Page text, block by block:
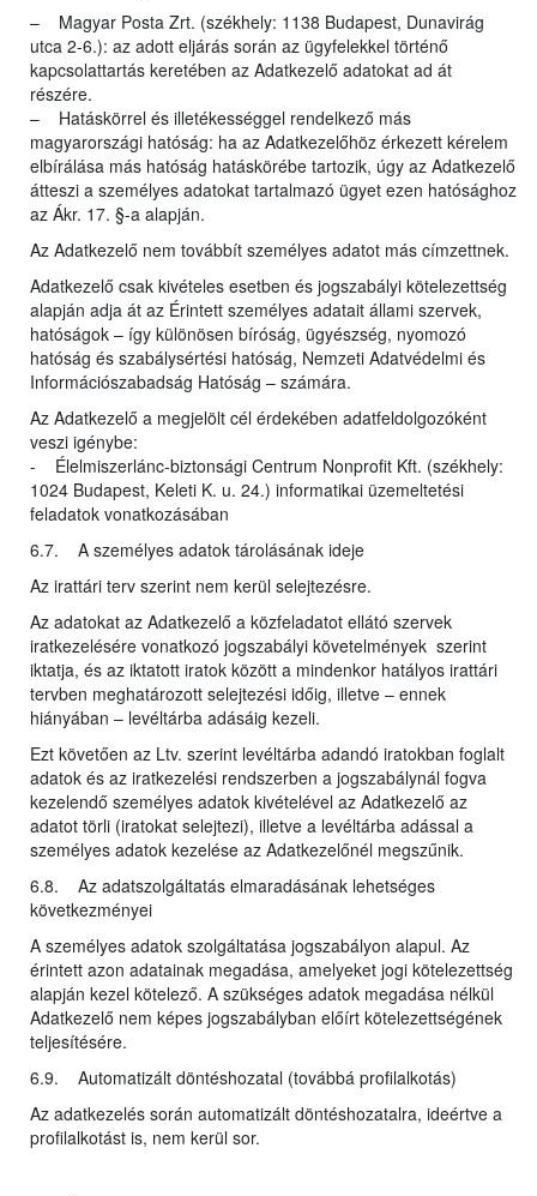
– Magyar Posta Zrt. (székhely: 1138 Budapest, Dunavirág
utca 2-6.): az adott eljárás során az ügyfelekkel történő
kapcsolattartás keretében az Adatkezelő adatokat ad át
részére.
– Hatáskörrel és illetékességgel rendelkező más
magyarországi hatóság: ha az Adatkezelőhöz érkezett kérelem
elbírálása más hatóság hatáskörébe tartozik, úgy az Adatkezelő
átteszi a személyes adatokat tartalmazó ügyet ezen hatósághoz
az Ákr. 17. §-a alapján.
Az Adatkezelő nem továbbít személyes adatot más címzettnek.
Adatkezelő csak kivételes esetben és jogszabályi kötelezettség
alapján adja át az Érintett személyes adatait állami szervek,
hatóságok – így különösen bíróság, ügyészség, nyomozó
hatóság és szabálysértési hatóság, Nemzeti Adatvédelmi és
Információszabadság Hatóság – számára.
Az Adatkezelő a megjelölt cél érdekében adatfeldolgozóként
veszi igénybe:
- Élelmiszerlánc-biztonsági Centrum Nonprofit Kft. (székhely:
1024 Budapest, Keleti K. u. 24.) informatikai üzemeltetési
feladatok vonatkozásában
6.7. A személyes adatok tárolásának ideje
Az irattári terv szerint nem kerül selejtezésre.
Az adatokat az Adatkezelő a közfeladatot ellátó szervek
iratkezelésére vonatkozó jogszabályi követelmények szerint
iktatja, és az iktatott iratok között a mindenkor hatályos irattári
tervben meghatározott selejtezési időig, illetve – ennek
hiányában – levéltárba adásáig kezeli.
Ezt követően az Ltv. szerint levéltárba adandó iratokban foglalt
adatok és az iratkezelési rendszerben a jogszabálynál fogva
kezelendő személyes adatok kivételével az Adatkezelő az
adatot törli (iratokat selejtezi), illetve a levéltárba adással a
személyes adatok kezelése az Adatkezelőnél megszűnik.
6.8. Az adatszolgáltatás elmaradásának lehetséges
következményei
A személyes adatok szolgáltatása jogszabályon alapul. Az
érintett azon adatainak megadása, amelyeket jogi kötelezettség
alapján kezel kötelező. A szükséges adatok megadása nélkül
Adatkezelő nem képes jogszabályban előírt kötelezettségének
teljesítésére.
6.9. Automatizált döntéshozatal (továbbá profilalkotás)
Az adatkezelés során automatizált döntéshozatalra, ideértve a
profilalkotást is, nem kerül sor.